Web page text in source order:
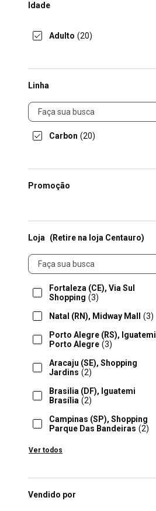
Idade
Adulto (20)
Linha
Linha
Carbon (20)
Promoção
Loja (Retire na loja Centauro)
Loja
Fortaleza (CE), Via Sul
Shopping (3)
Natal (RN), Midway Mall
(3)
Porto Alegre (RS), Iguatemi
Porto Alegre (3)
Aracaju (SE), Shopping
Jardins (2)
Brasilia (DF), Iguatemi
Brasília (2)
Campinas (SP), Shopping
Parque Das Bandeiras (2)
Fortaleza (CE), Shopping
Parangaba
Ver todos
Vendido por